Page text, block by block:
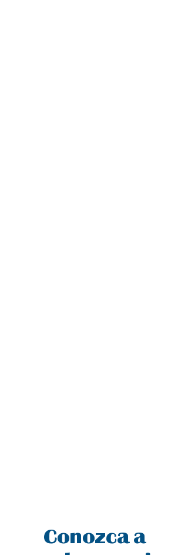
Conozca a